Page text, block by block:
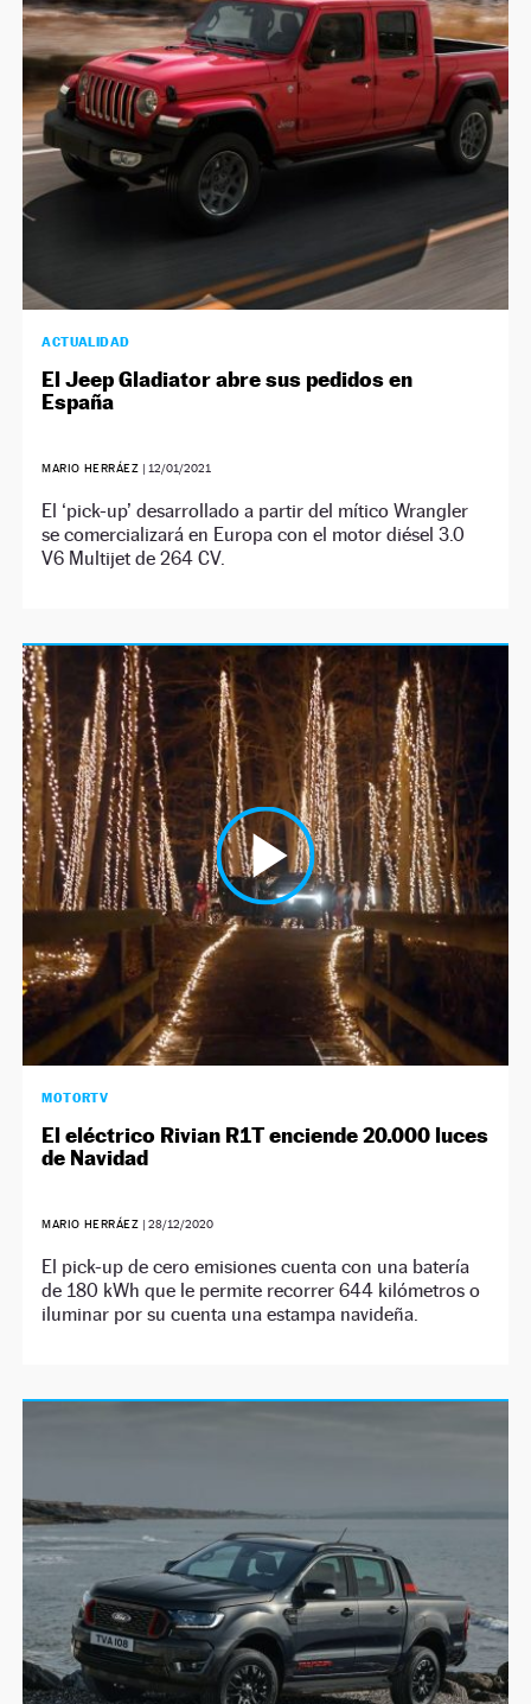
ACTUALIDAD
El Jeep Gladiator abre sus pedidos en
España
MARIO HERRÁEZ | 12/01/2021
El ‘pick-up’ desarrollado a partir del mítico Wrangler
se comercializará en Europa con el motor diésel 3.0
V6 Multijet de 264 CV.
MOTORTV
El eléctrico Rivian R1T enciende 20.000 luces
de Navidad
MARIO HERRÁEZ | 28/12/2020
El pick-up de cero emisiones cuenta con una batería
de 180 kWh que le permite recorrer 644 kilómetros o
iluminar por su cuenta una estampa navideña.